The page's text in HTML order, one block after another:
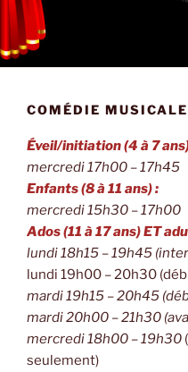
COMÉDIE MUSICALE
Éveil/initiation (4 à 7
mercredi 17h00 – 17h45
Enfants (8 à 11 ans) :
mercredi 15h30 – 17h00
Ados (11 à 17 ans) ET
lundi 18h15 – 19h45
lundi 19h00 – 20h30
mardi 19h15 – 20h45
mardi 20h00 – 21h30
mercredi 18h00 – 19h30
seulement)